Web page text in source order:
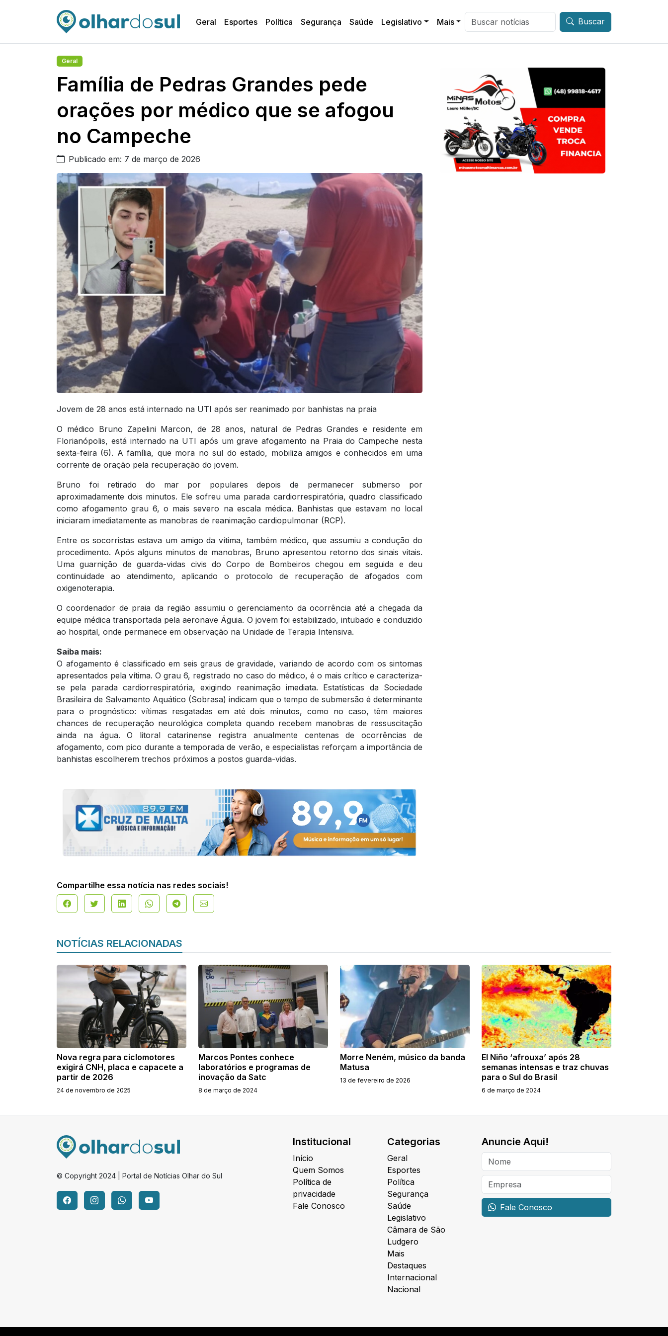
Geral Esportes Política Segurança Saúde Legislativo Mais Buscar
Geral
Família de Pedras Grandes pede
orações por médico que se afogou
no Campeche
Publicado em: 7 de março de 2026
Jovem de 28 anos está internado na UTI após ser reanimado por banhistas na praia
O médico Bruno Zapelini Marcon, de 28 anos, natural de Pedras Grandes e residente em
Florianópolis, está internado na UTI após um grave afogamento na Praia do Campeche nesta
sexta-feira (6). A família, que mora no sul do estado, mobiliza amigos e conhecidos em uma
corrente de oração pela recuperação do jovem.
Bruno foi retirado do mar por populares depois de permanecer submerso por
aproximadamente dois minutos. Ele sofreu uma parada cardiorrespiratória, quadro classificado
como afogamento grau 6, o mais severo na escala médica. Banhistas que estavam no local
iniciaram imediatamente as manobras de reanimação cardiopulmonar (RCP).
Entre os socorristas estava um amigo da vítima, também médico, que assumiu a condução do
procedimento. Após alguns minutos de manobras, Bruno apresentou retorno dos sinais vitais.
Uma guarnição de guarda-vidas civis do Corpo de Bombeiros chegou em seguida e deu
continuidade ao atendimento, aplicando o protocolo de recuperação de afogados com
oxigenoterapia.
O coordenador de praia da região assumiu o gerenciamento da ocorrência até a chegada da
equipe médica transportada pela aeronave Águia. O jovem foi estabilizado, intubado e conduzido
ao hospital, onde permanece em observação na Unidade de Terapia Intensiva.
Saiba mais:
O afogamento é classificado em seis graus de gravidade, variando de acordo com os sintomas
apresentados pela vítima. O grau 6, registrado no caso do médico, é o mais crítico e caracteriza-
se pela parada cardiorrespiratória, exigindo reanimação imediata. Estatísticas da Sociedade
Brasileira de Salvamento Aquático (Sobrasa) indicam que o tempo de submersão é determinante
para o prognóstico: vítimas resgatadas em até dois minutos, como no caso, têm maiores
chances de recuperação neurológica completa quando recebem manobras de ressuscitação
ainda na água. O litoral catarinense registra anualmente centenas de ocorrências de
afogamento, com pico durante a temporada de verão, e especialistas reforçam a importância de
banhistas escolherem trechos próximos a postos guarda-vidas.
Compartilhe essa notícia nas redes sociais!
NOTÍCIAS RELACIONADAS
Nova regra para ciclomotores
exigirá CNH, placa e capacete a
partir de 2026
24 de novembro de 2025
Marcos Pontes conhece
laboratórios e programas de
inovação da Satc
8 de março de 2024
Morre Neném, músico da banda
Matusa
13 de fevereiro de 2026
El Niño ‘afrouxa’ após 28
semanas intensas e traz chuvas
para o Sul do Brasil
6 de março de 2024
© Copyright 2024 | Portal de Notícias Olhar do Sul
Institucional
Início
Quem Somos
Política de
privacidade
Fale Conosco
Categorias
Geral
Esportes
Política
Segurança
Saúde
Legislativo
Câmara de São
Ludgero
Mais
Destaques
Internacional
Nacional
Anuncie Aqui!
Fale Conosco